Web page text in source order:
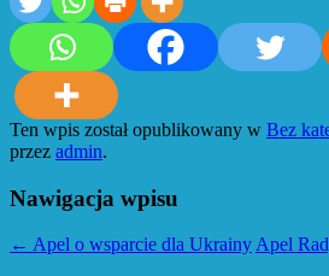
Ten wpis został opublikowany w Bez
przez admin.
Nawigacja wpisu
← Apel o wsparcie dla Ukrainy Apel